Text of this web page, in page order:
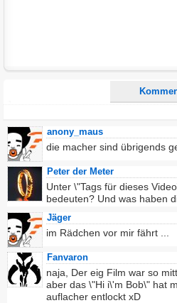
anony_maus
die macher sind übrigends
Peter der Meter
Unter \"Tags für dieses
bedeuten? Und was haben
Jäger
im Rädchen vor mir fährt ...
Fanvaron
naja, Der eig Film war so
aber das \"Hi i\'m Bob\" hat
auflacher entlockt xD